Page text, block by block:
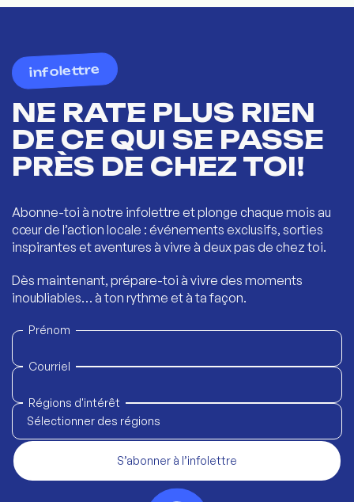
infolettre
NE RATE PLUS RIEN
DE CE QUI SE PASSE
PRÈS DE CHEZ TOI!
Abonne-toi à notre infolettre et plonge chaque mois au
cœur de l’action locale : événements exclusifs, sorties
inspirantes et aventures à vivre à deux pas de chez toi.
Dès maintenant, prépare-toi à vivre des moments
inoubliables… à ton rythme et à ta façon.
Prénom
Courriel
Régions d'intérêt
Sélectionner des régions
S’abonner à l’infolettre